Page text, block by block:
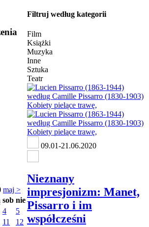
maj >
sob nie
4
5
11
12
Filtruj według kategorii
Film
Książki
Muzyka
Inne
Sztuka
Teatr
09.01-21.06.2020
Nieznany
impresjonizm: Manet,
Pissarro i im
współcześni